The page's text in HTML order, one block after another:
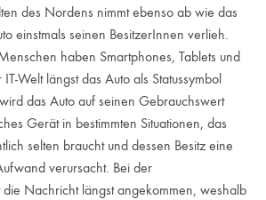
des Nordens nimmt ebenso ab wie das
einstmals seinen BesitzerInnen verlieh.
haben Smartphones, Tablets und
Welt längst das Auto als Statussymbol
das Auto auf seinen Gebrauchswert
Gerät in bestimmten Situationen, das
selten braucht und dessen Besitz eine
verursacht. Bei der
die Nachricht längst angekommen, weshalb